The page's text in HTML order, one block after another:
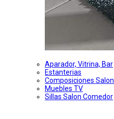
Aparador, Vitrina, Bar
Estanterias
Composiciones Salon
Muebles TV
Sillas Salon Comedor